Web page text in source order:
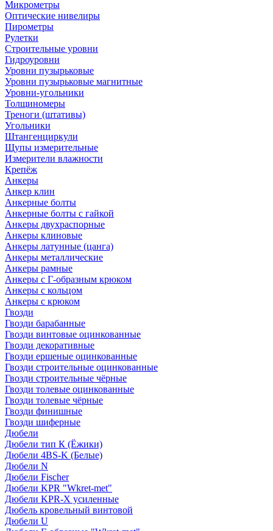
Микрометры
Оптические нивелиры
Пирометры
Рулетки
Строительные уровни
Гидроуровни
Уровни пузырьковые
Уровни пузырьковые магнитные
Уровни-угольники
Толщиномеры
Треноги (штативы)
Угольники
Штангенциркули
Щупы измерительные
Измерители влажности
Крепёж
Анкеры
Анкер клин
Анкерные болты
Анкерные болты с гайкой
Анкеры двухраспорные
Анкеры клиновые
Анкеры латунные (цанга)
Анкеры металлические
Анкеры рамные
Анкеры с Г-образным крюком
Анкеры с кольцом
Анкеры с крюком
Гвозди
Гвозди барабанные
Гвозди винтовые оцинкованные
Гвозди декоративные
Гвозди ершеные оцинкованные
Гвозди строительные оцинкованные
Гвозди строительные чёрные
Гвозди толевые оцинкованные
Гвозди толевые чёрные
Гвозди финишные
Гвозди шиферные
Дюбели
Дюбели тип К (Ёжики)
Дюбели 4BS-K (Белые)
Дюбели N
Дюбели Fischer
Дюбели KPR "Wkret-met"
Дюбели KPR-Х усиленные
Дюбель кровельный винтовой
Дюбели U